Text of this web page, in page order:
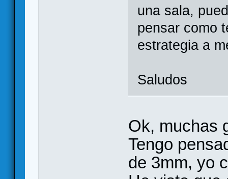
una sala,
pensar como
estrategia a
Saludos
Ok, muchas
Tengo
de 3mm, yo